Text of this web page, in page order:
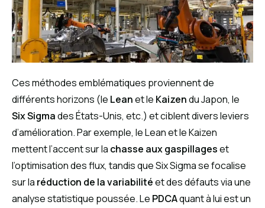
Ces méthodes emblématiques proviennent de
différents horizons (le Leanet le Kaizendu Japon, le
Six Sigmades États-Unis, etc.) et ciblent divers leviers
d’amélioration. Par exemple, le Lean et le Kaizen
mettent l’accent sur la chasse aux gaspillageset
l’optimisation des flux, tandis que Six Sigma se focalise
sur la réduction de la variabilitéet des défauts via une
analyse statistique poussée. Le PDCAquant à lui est un